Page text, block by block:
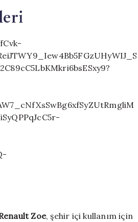
Zoe, şehir içi kullanım için